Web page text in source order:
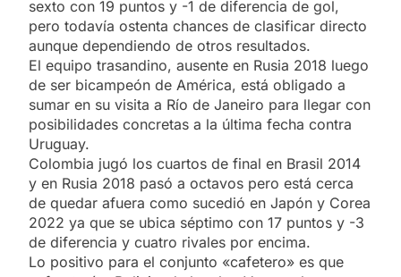
sexto con 19 puntos y -1 de diferencia de gol,
pero todavía ostenta chances de clasificar directo
aunque dependiendo de otros resultados.
El equipo trasandino, ausente en Rusia 2018 luego
de ser bicampeón de América, está obligado a
sumar en su visita a Río de Janeiro para llegar con
posibilidades concretas a la última fecha contra
Uruguay.
Colombia jugó los cuartos de final en Brasil 2014
y en Rusia 2018 pasó a octavos pero está cerca
de quedar afuera como sucedió en Japón y Corea
2022 ya que se ubica séptimo con 17 puntos y -3
de diferencia y cuatro rivales por encima.
Lo positivo para el conjunto «cafetero» es que